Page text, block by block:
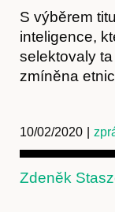
S výběrem
inteligence,
selektovaly
zmíněna
10/02/2020
Zdeněk